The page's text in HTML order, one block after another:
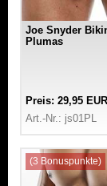
Joe Snyder
Plumas
Preis: 29,95 EUR
Art.-Nr.: js01PL
(3 Bonuspunkte)